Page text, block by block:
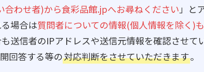
合わせ者)から食彩品館.jpへお尋ねください 」と
場合は質問者についての情報(個人情報を除く)
送信者のIPアドレスや送信元情報を確認させて
回答する等の対応判断をさせていただきます。